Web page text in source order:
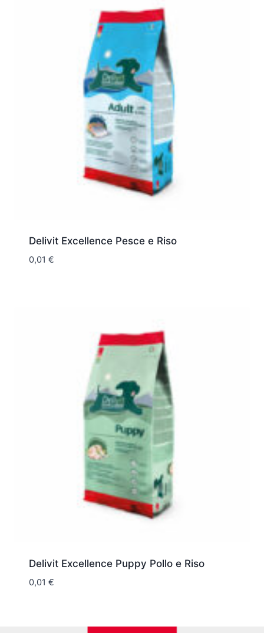
Delivit Excellence Pesce e Riso
0,01 €
Delivit Excellence Puppy Pollo e Riso
0,01 €